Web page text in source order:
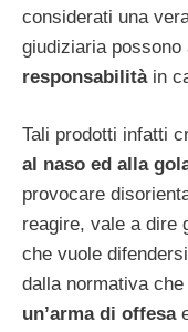
considerati una
giudiziaria possono
responsabilitàin
Tali prodotti infatti
al naso ed alla
provocare
reagire, vale a dire
che vuole
dalla normativa
un’arma di offesa